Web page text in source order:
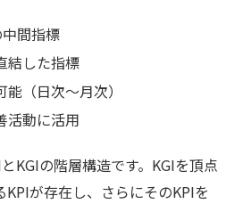
間指標
結した指標
（日次～月次）
活動に活用
KGIの階層構造です。KGIを頂点
KPIが存在し、さらにそのKPIを